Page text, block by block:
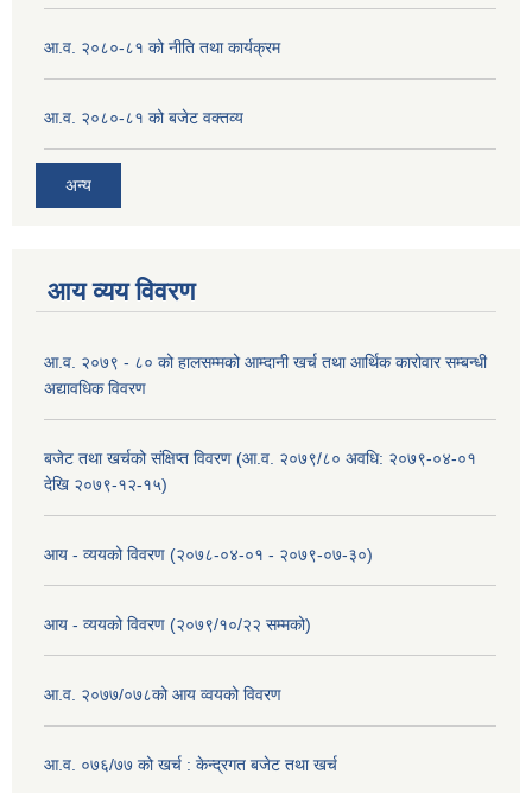
आ.व. २०८०-८१ को नीति तथा कार्यक्रम
आ.व. २०८०-८१ को बजेट वक्तव्य
अन्य
आय व्यय विवरण
आ.व. २०७९ - ८० को हालसम्मको आम्दानी खर्च तथा आर्थिक कारोवार सम्बन्धी
अद्यावधिक विवरण
बजेट तथा खर्चको संक्षिप्त विवरण (आ.व. २०७९/८० अवधि: २०७९-०४-०१
देखि २०७९-१२-१५)
आय - व्ययको विवरण (२०७८-०४-०१ - २०७९-०७-३०)
आय - व्ययको विवरण (२०७९/१०/२२ सम्मको)
आ.व. २०७७/०७८को आय व्वयको विवरण
आ.व. ०७६/७७ को खर्च : केन्द्रगत बजेट तथा खर्च